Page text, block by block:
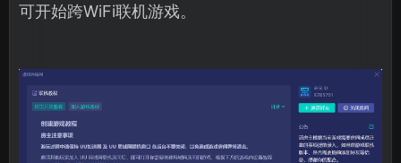
可开始跨WiFi联机游戏。